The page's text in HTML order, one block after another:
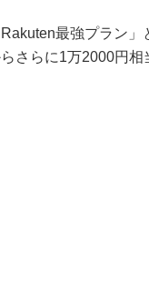
最強プラン」
さらに1万2000円相